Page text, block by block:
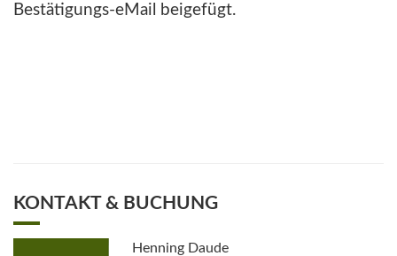
Bestätigungs-eMail beigefügt.
KONTAKT & BUCHUNG
Henning Daude